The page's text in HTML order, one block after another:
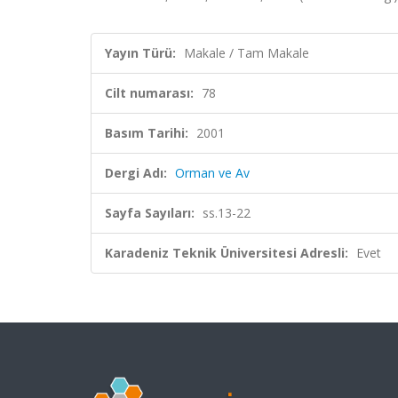
Yayın Türü: Makale / Tam Makale
Cilt numarası: 78
Basım Tarihi: 2001
Dergi Adı: Orman ve Av
Sayfa Sayıları: ss.13-22
Karadeniz Teknik Üniversitesi Adresli: Evet